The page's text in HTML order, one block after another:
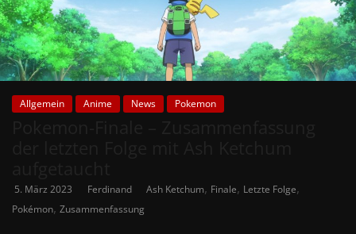
Allgemein Anime News Pokemon
5. März 2023 Ferdinand Ash Ketchum, Finale, Letzte Folge,
Pokémon, Zusammenfassung